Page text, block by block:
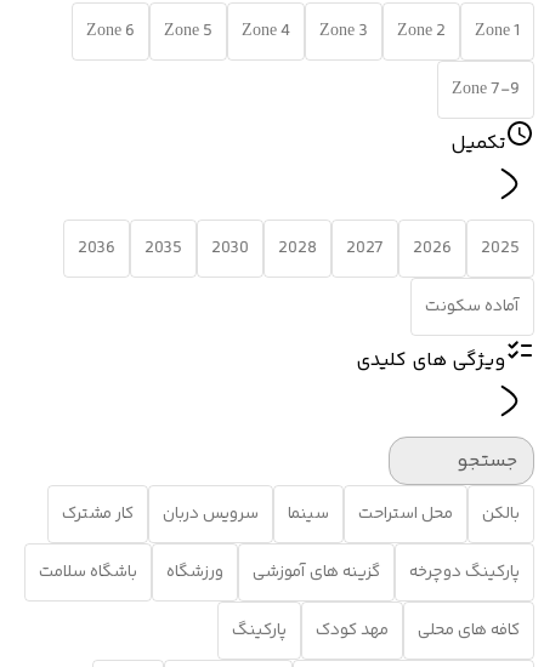
Zone 1
Zone 2
Zone 3
Zone 4
Zone 5
Zone 6
Zone 7-9
تکمیل
2025
2026
2027
2028
2030
2035
2036
آماده سکونت
ویژگی های کلیدی
جستجو
بالکن محل استراحت سینما سرویس دربان کار مشترک
پارکینگ دوچرخه گزینه های آموزشی ورزشگاه باشگاه سلامت
کافه های محلی مهد کودک پارکینگ